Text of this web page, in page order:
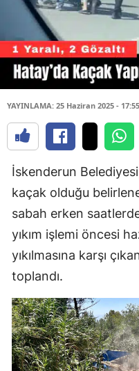
YAYINLAMA: 25 Haziran 2025 - 17:55
İskenderun
kaçak olduğu
sabah erken
yıkım işlemi öncesi
yıkılmasına karşı
toplandı.